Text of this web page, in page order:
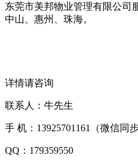
东莞市美邦物业管理有限公司
中山、惠州、珠海。
详情请咨询
联系人：牛先生
手 机：13925701161（微信同步
QQ：179359550